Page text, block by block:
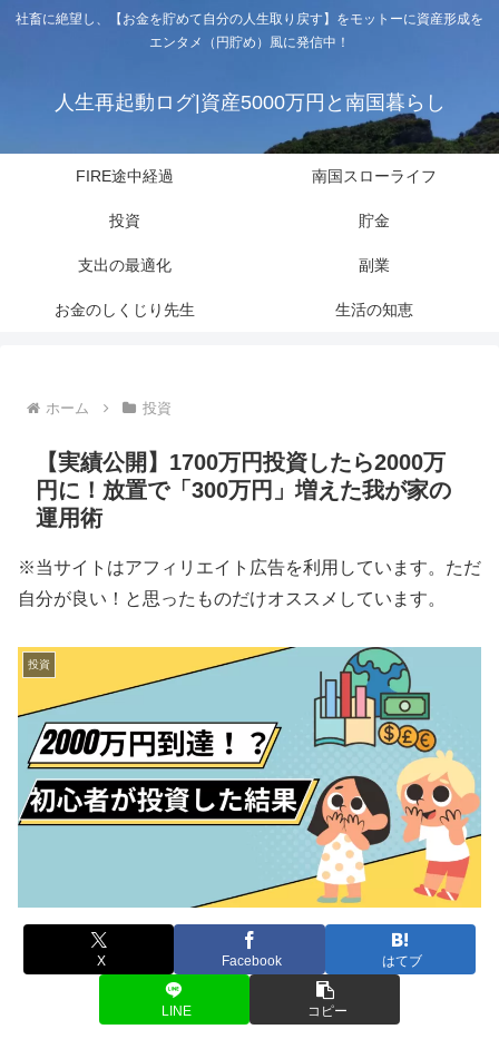
社畜に絶望し、【お金を貯めて自分の人生取り戻す】をモットーに資産形成を
エンタメ（円貯め）風に発信中！
人生再起動ログ|資産5000万円と南国暮らし
FIRE途中経過 南国スローライフ
投資 貯金
支出の最適化 副業
お金のしくじり先生 生活の知恵
ホーム 投資
【実績公開】1700万円投資したら2000万
円に！放置で「300万円」増えた我が家の
運用術
※当サイトはアフィリエイト広告を利用しています。ただ
自分が良い！と思ったものだけオススメしています。
投資
X Facebook はてブ
LINE コピー